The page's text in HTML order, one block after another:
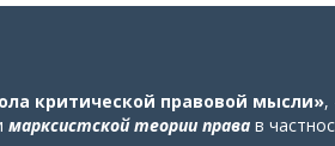
критической правовой мысли»,
марксистской теории права в